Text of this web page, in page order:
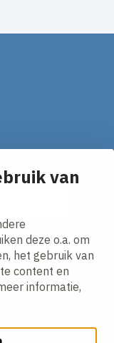
van
deze o.a. om
het gebruik van
content en
informatie,